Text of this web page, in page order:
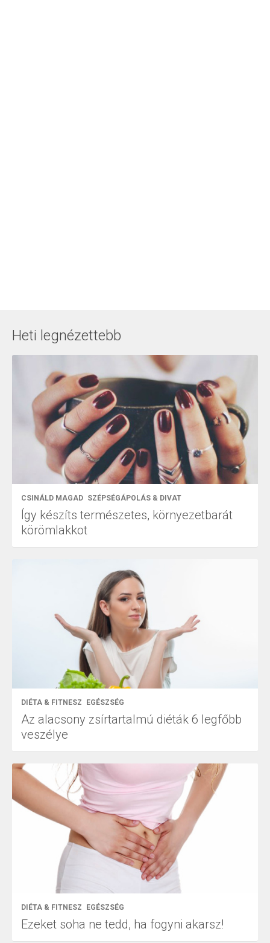
Heti legnézettebb
CSINÁLD MAGAD SZÉPSÉGÁPOLÁS & DIVAT
Így készíts természetes, környezetbarát
körömlakkot
DIÉTA & FITNESZ EGÉSZSÉG
Az alacsony zsírtartalmú diéták 6 legfőbb
veszélye
DIÉTA & FITNESZ EGÉSZSÉG
Ezeket soha ne tedd, ha fogyni akarsz!